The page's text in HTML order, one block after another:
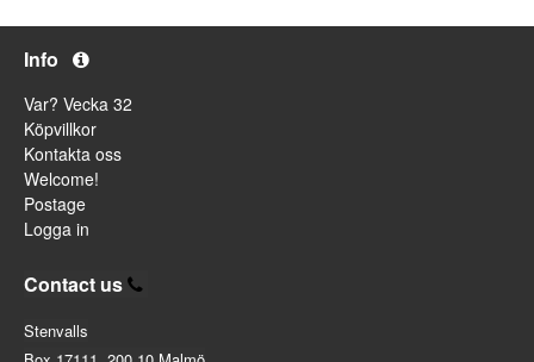
Info
Var? Vecka 32
Köpvillkor
Kontakta oss
Welcome!
Postage
Logga in
Contact us
Stenvalls